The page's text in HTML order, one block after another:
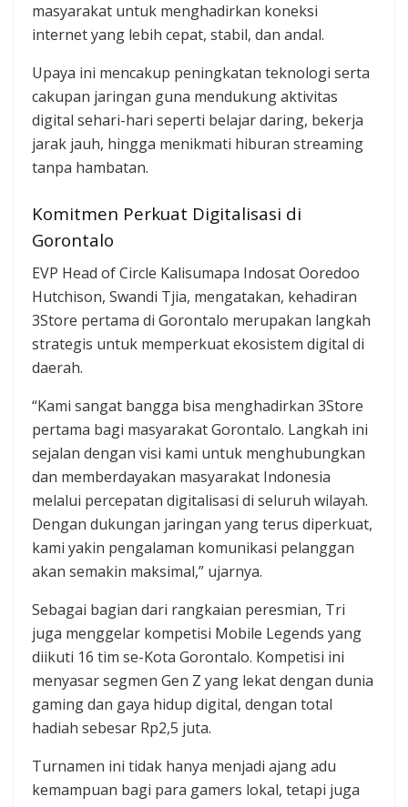
masyarakat untuk menghadirkan koneksi
internet yang lebih cepat, stabil, dan andal.
Upaya ini mencakup peningkatan teknologi serta
cakupan jaringan guna mendukung aktivitas
digital sehari-hari seperti belajar daring, bekerja
jarak jauh, hingga menikmati hiburan streaming
tanpa hambatan.
Komitmen Perkuat Digitalisasi di
Gorontalo
EVP Head of Circle Kalisumapa Indosat Ooredoo
Hutchison, Swandi Tjia, mengatakan, kehadiran
3Store pertama di Gorontalo merupakan langkah
strategis untuk memperkuat ekosistem digital di
daerah.
“Kami sangat bangga bisa menghadirkan 3Store
pertama bagi masyarakat Gorontalo. Langkah ini
sejalan dengan visi kami untuk menghubungkan
dan memberdayakan masyarakat Indonesia
melalui percepatan digitalisasi di seluruh wilayah.
Dengan dukungan jaringan yang terus diperkuat,
kami yakin pengalaman komunikasi pelanggan
akan semakin maksimal,” ujarnya.
Sebagai bagian dari rangkaian peresmian, Tri
juga menggelar kompetisi Mobile Legends yang
diikuti 16 tim se-Kota Gorontalo. Kompetisi ini
menyasar segmen Gen Z yang lekat dengan dunia
gaming dan gaya hidup digital, dengan total
hadiah sebesar Rp2,5 juta.
Turnamen ini tidak hanya menjadi ajang adu
kemampuan bagi para gamers lokal, tetapi juga